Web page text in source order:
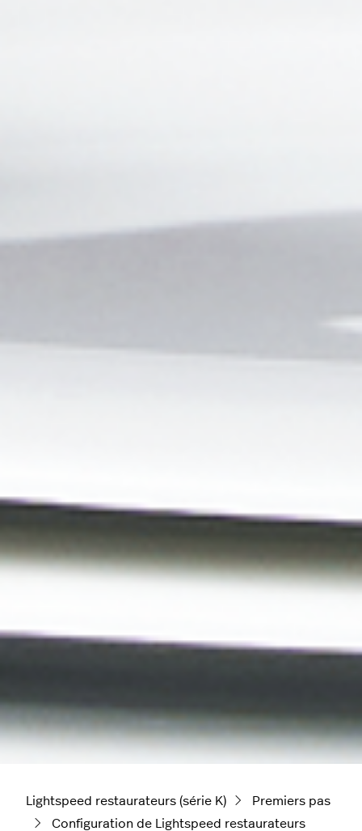
Lightspeed restaurateurs (série K)
Premiers pas
Configuration de Lightspeed restaurateurs